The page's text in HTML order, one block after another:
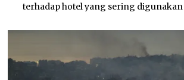
terhadap hotel yang sering